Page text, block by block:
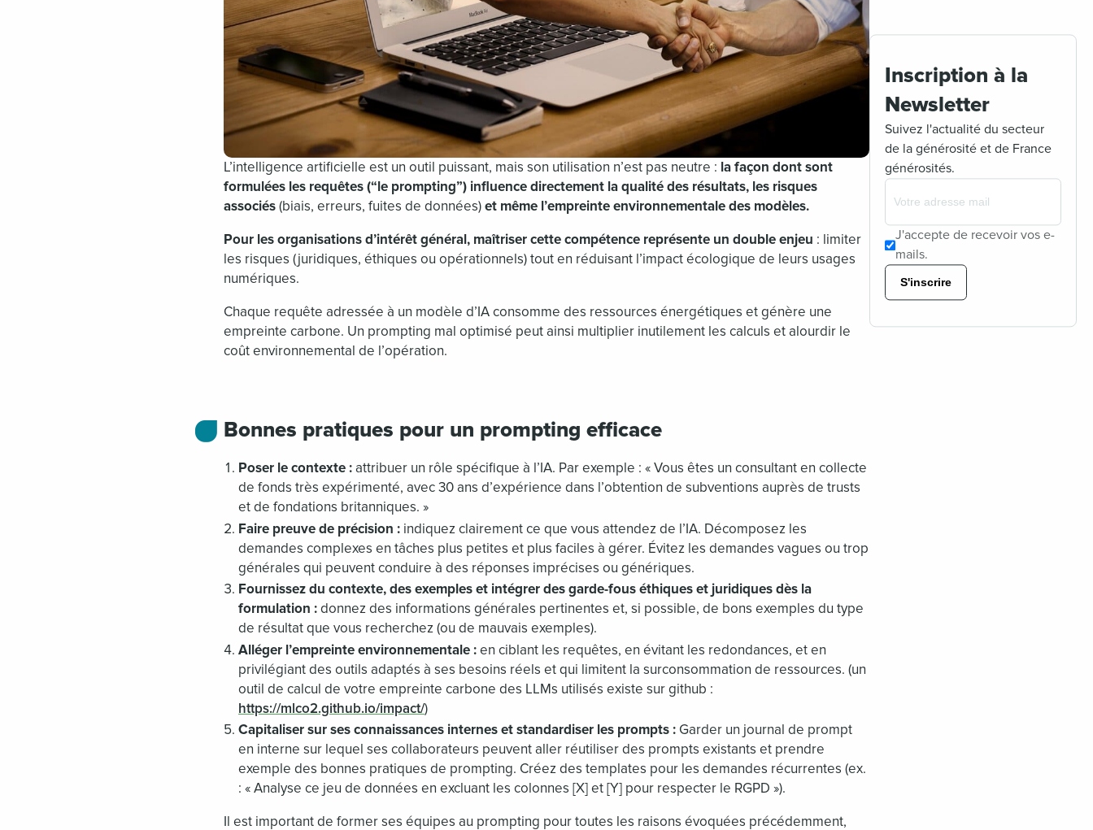
L’intelligence artificielle est un outil puissant, mais son utilisation n’est pas neutre : la façon dont sont
formulées les requêtes (“le prompting”) influence directement la qualité des résultats, les risques
associés(biais, erreurs, fuites de données)et même l’empreinte environnementale des modèles.
Pour les organisations d’intérêt général, maîtriser cette compétence représente un double enjeu : limiter
les risques (juridiques, éthiques ou opérationnels) tout en réduisant l’impact écologique de leurs usages
numériques.
Chaque requête adressée à un modèle d’IA consomme des ressources énergétiques et génère une
empreinte carbone. Un prompting mal optimisé peut ainsi multiplier inutilement les calculs et alourdir le
coût environnemental de l’opération.
Bonnes pratiques pour un prompting efficace
Poser le contexte : attribuer un rôle spécifique à l’IA. Par exemple : « Vous êtes un consultant en collecte
de fonds très expérimenté, avec 30 ans d’expérience dans l’obtention de subventions auprès de trusts
et de fondations britanniques. »
Faire preuve de précision : indiquez clairement ce que vous attendez de l’IA. Décomposez les
demandes complexes en tâches plus petites et plus faciles à gérer. Évitez les demandes vagues ou trop
générales qui peuvent conduire à des réponses imprécises ou génériques.
Fournissez du contexte, des exemples et intégrer des garde-fous éthiques et juridiques dès la
formulation :donnez des informations générales pertinentes et, si possible, de bons exemples du type
de résultat que vous recherchez (ou de mauvais exemples).
Alléger l’empreinte environnementale :en ciblant les requêtes, en évitant les redondances, et en
privilégiant des outils adaptés à ses besoins réels et qui limitent la surconsommation de ressources. (un
outil de calcul de votre empreinte carbone des LLMs utilisés existe sur github :
https://mlco2.github.io/impact/)
Capitaliser sur ses connaissances internes et standardiser les prompts : Garder un journal de prompt
en interne sur lequel ses collaborateurs peuvent aller réutiliser des prompts existants et prendre
exemple des bonnes pratiques de prompting. Créez des templates pour les demandes récurrentes (ex.
: « Analyse ce jeu de données en excluant les colonnes [X] et [Y] pour respecter le RGPD »).
Il est important de former ses équipes au prompting pour toutes les raisons évoquées précédemment,
Inscription à la
Newsletter
Suivez l'actualité du secteur
de la générosité et de France
générosités.
J'accepte de recevoir vos e-
mails.
S'inscrire